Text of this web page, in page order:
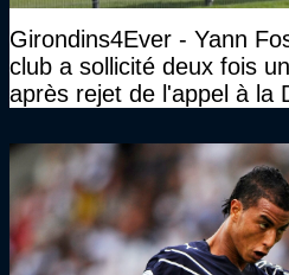
Girondins4Ever - Yann
club a sollicité deux fois
après rejet de l'appel à la